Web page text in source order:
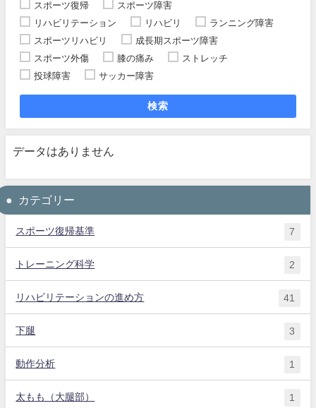
スポーツ復帰
スポーツ障害
リハビリテーション
リハビリ
ランニング障害
スポーツリハビリ
成長期スポーツ障害
スポーツ外傷
膝の痛み
ストレッチ
投球障害
サッカー障害
検索
データはありません
カテゴリー
スポーツ復帰基準 7
トレーニング科学 2
リハビリテーションの進め方 41
下腿 3
動作分析 1
太もも（大腿部） 1